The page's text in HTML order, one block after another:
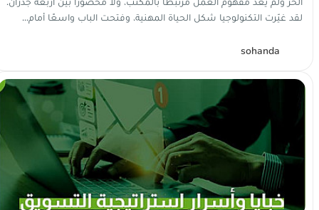
لقد غيّرت التكنولوجيا شكل الحياة المهنية، وفتحت الباب واسعًا أمام...
sohanda